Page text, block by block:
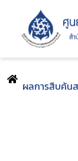
ผลการสืบค้น